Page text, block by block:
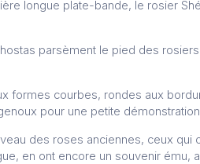
longue plate-bande, le rosier
parsèment le pied des
formes courbes, rondes aux
pour une petite
des roses anciennes, ceux
en ont encore un souvenir